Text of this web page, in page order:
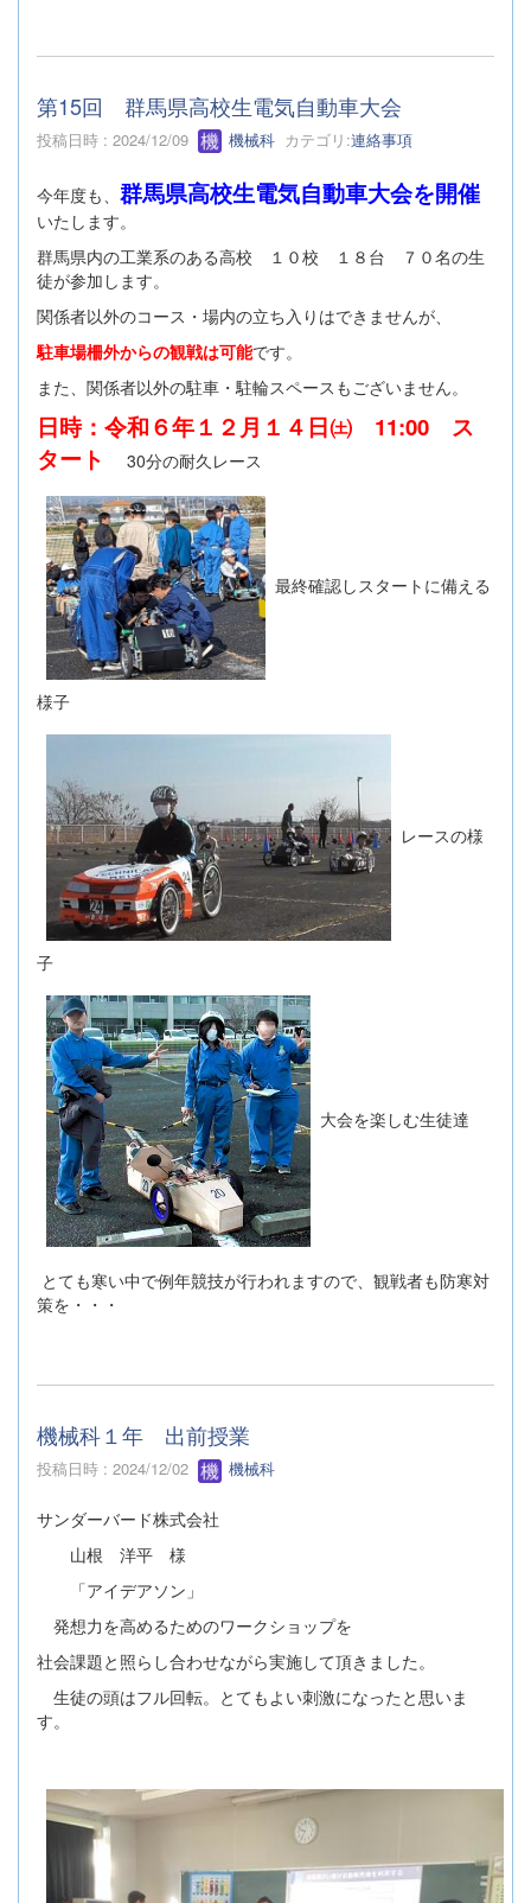
第15回 群馬県高校生電気自動車大会
投稿日時 : 2024/12/09 機械科 カテゴリ:連絡事項
今年度も、 群馬県高校生電気自動車大会を開催
いたします。
群馬県内の工業系のある高校 １０校 １８台 ７０名の生
徒が参加します。
関係者以外のコース・場内の立ち入りはできませんが、
駐車場柵外からの観戦は可能です。
また、関係者以外の駐車・駐輪スペースもございません。
日時：令和６年１２月１４日㈯ 11:00 ス
タート
30分の耐久レース
最終確認しスタートに備える
様子
レースの様
子
大会を楽しむ生徒達
とても寒い中で例年競技が行われますので、観戦者も防寒対
策を・・・
機械科１年 出前授業
投稿日時 : 2024/12/02 機械科
サンダーバード株式会社
山根 洋平 様
「アイデアソン」
発想力を高めるためのワークショップを
社会課題と照らし合わせながら実施して頂きました。
生徒の頭はフル回転。とてもよい刺激になったと思いま
す。